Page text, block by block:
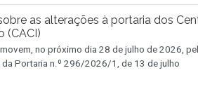
as alterações à portaria dos
(CACI)
no próximo dia 28 de julho de 2026,
Portaria n.º 296/2026/1, de 13 de julho